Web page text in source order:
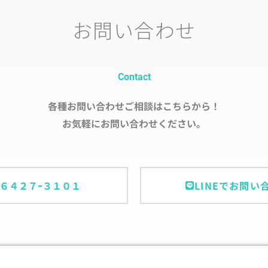
お問い合わせ
Contact
各種お問い合わせご相談はこちらから！
お気軽にお問い合わせください。
４２７ｰ３１０１ LINEでお問い